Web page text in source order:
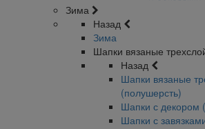
Зима
Назад
Зима
Шапки вязаные
Назад
Шапки вязаные
(полушерсть)
Шапки с декором
Шапки с